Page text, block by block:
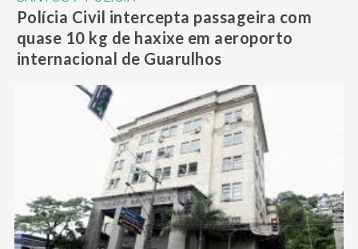
Polícia Civil intercepta passageira com
quase 10 kg de haxixe em aeroporto
internacional de Guarulhos